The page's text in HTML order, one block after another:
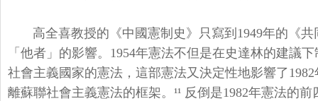
高全喜教授的《中國憲制史》只寫到1949年的《
「他者」的影響。 1954年憲法不但是在史達林的建議
社會主義國家的憲法， 這部憲法又決定性地影響了
離蘇聯社會主義憲法的框架。¹¹ 反倒是1982年憲法的